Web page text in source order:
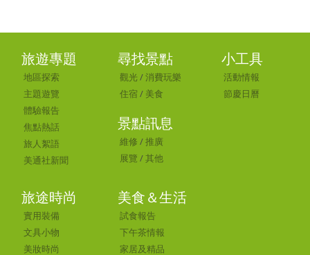
旅遊專題
地區探索
主題遊覽
體驗報告
焦點熱話
旅人絮語
美通社新聞
尋找景點
觀光 /消費玩樂
住宿 / 美食
景點訊息
維修 /推廣
展覽 /其他
小工具
活動情報
節慶日曆
旅途時尚
實用裝備
文具小物
美妝時尚
美食＆生活
試食報告
下午茶情報
家居及精品